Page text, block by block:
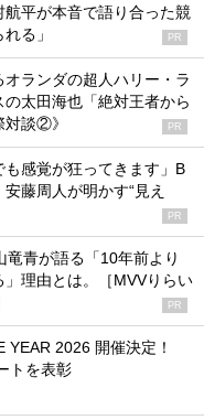
平が本音で語り合った競
る」
PR
ランダの超人ハリー・ラ
太田海也「絶対王者から
対談②》
PR
も感覚が狂ってきます」B
藤周人が明かす“見え
PR
青が語る「10年前より
理由とは。［MVVりらい
PR
YEAR 2026 開催決定！
トを表彰